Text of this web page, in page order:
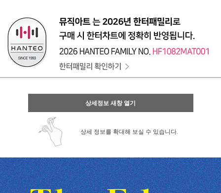
상세정보 새창 열기
상세 정보를 확대해 보실 수 있습니다.